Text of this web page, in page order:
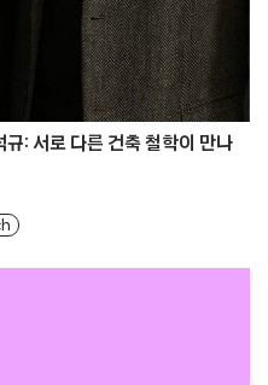
: 서로 다른 건축 철학이 만나